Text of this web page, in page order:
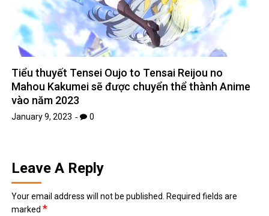
Tiểu thuyết Tensei Oujo to Tensai Reijou no
Mahou Kakumei sẽ được chuyển thể thành Anime
vào năm 2023
January 9, 2023 0
Leave A Reply
Your email address will not be published. Required fields are
marked*